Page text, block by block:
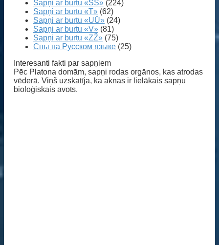
Sapņi ar burtu «SŠ» (224)
Sapņi ar burtu «T» (62)
Sapņi ar burtu «UŪ» (24)
Sapņi ar burtu «V» (81)
Sapņi ar burtu «ZŽ» (75)
Сны на Русском языке (25)
Interesanti fakti par sapņiem
Pēc Platona domām, sapņi rodas orgānos, kas atrodas
vēderā. Viņš uzskatīja, ka aknas ir lielākais sapņu
bioloģiskais avots.